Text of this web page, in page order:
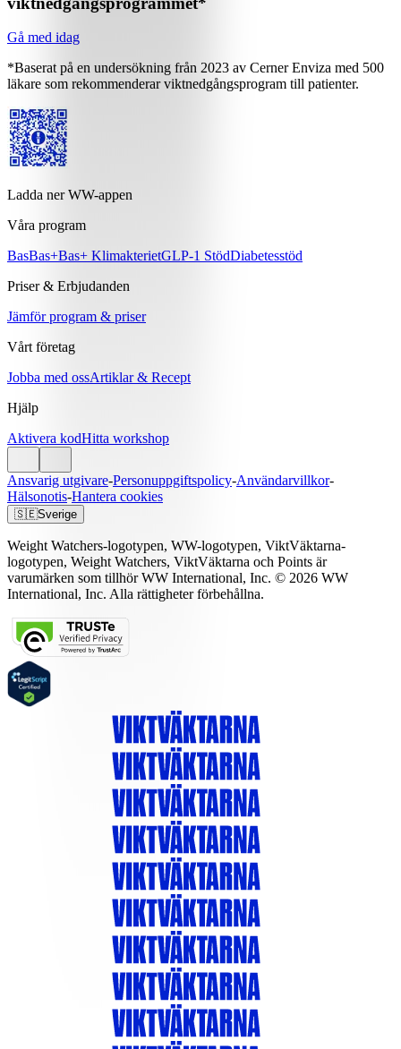
Gå med idag
*Baserat på en undersökning från 2023 av Cerner Enviza med 500
läkare som rekommenderar viktnedgångsprogram till patienter.
Ladda ner WW-appen
Våra program
BasBas+Bas+ KlimakterietGLP-1 StödDiabetesstöd
Priser & Erbjudanden
Jämför program & priser
Vårt företag
Jobba med ossArtiklar & Recept
Hjälp
Aktivera kodHitta workshop
Ansvarig utgivare-Personuppgiftspolicy-Användarvillkor-
Hälsonotis-Hantera cookies
🇸🇪Sverige
Weight Watchers-logotypen, WW-logotypen, ViktVäktarna-
logotypen, Weight Watchers, ViktVäktarna och Points är
varumärken som tillhör WW International, Inc. © 2026 WW
International, Inc. Alla rättigheter förbehållna.